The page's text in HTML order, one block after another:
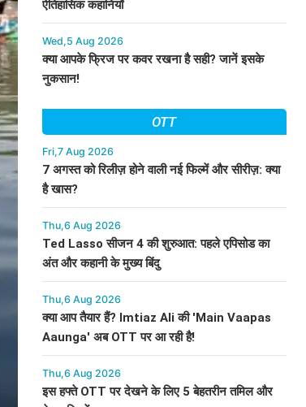
ऐतिहासिक कहानियाँ
Wed,5 Aug 2026
क्या आपके फ्रिज पर कवर रखना है सही? जानें इसके
नुकसान!
OTT
Fri,7 Aug 2026
7 अगस्त को रिलीज़ होने वाली नई फिल्में और सीरीज़: क्या
है खास?
Thu,6 Aug 2026
Ted Lasso सीजन 4 की शुरुआत: पहले एपिसोड का
अंत और कहानी के मुख्य बिंदु
Thu,6 Aug 2026
क्या आप तैयार हैं? Imtiaz Ali की 'Main Vaapas
Aaunga' अब OTT पर आ रही है!
Thu,6 Aug 2026
इस हफ्ते OTT पर देखने के लिए 5 बेहतरीन तमिल और